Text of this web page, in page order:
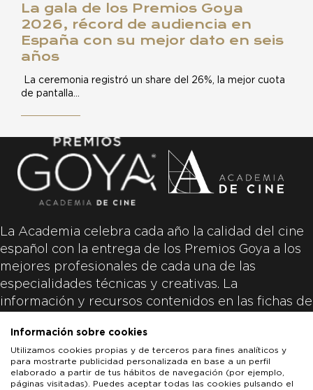
La gala de los Premios Goya
2026, récord de audiencia en
España con su mejor dato en seis
años
La ceremonia registró un share del 26%, la mejor cuota
de pantalla…
La Academia celebra cada año la calidad del cine
español con la entrega de los Premios Goya a los
mejores profesionales de cada una de las
especialidades técnicas y creativas. La
información y recursos contenidos en las fichas de
productoras de las películas y responsabilidad
única y exclusiva de las mismas.
Información sobre cookies
Utilizamos cookies propias y de terceros para fines analíticos y
para mostrarte publicidad personalizada en base a un perfil
elaborado a partir de tus hábitos de navegación (por ejemplo,
páginas visitadas). Puedes aceptar todas las cookies pulsando el